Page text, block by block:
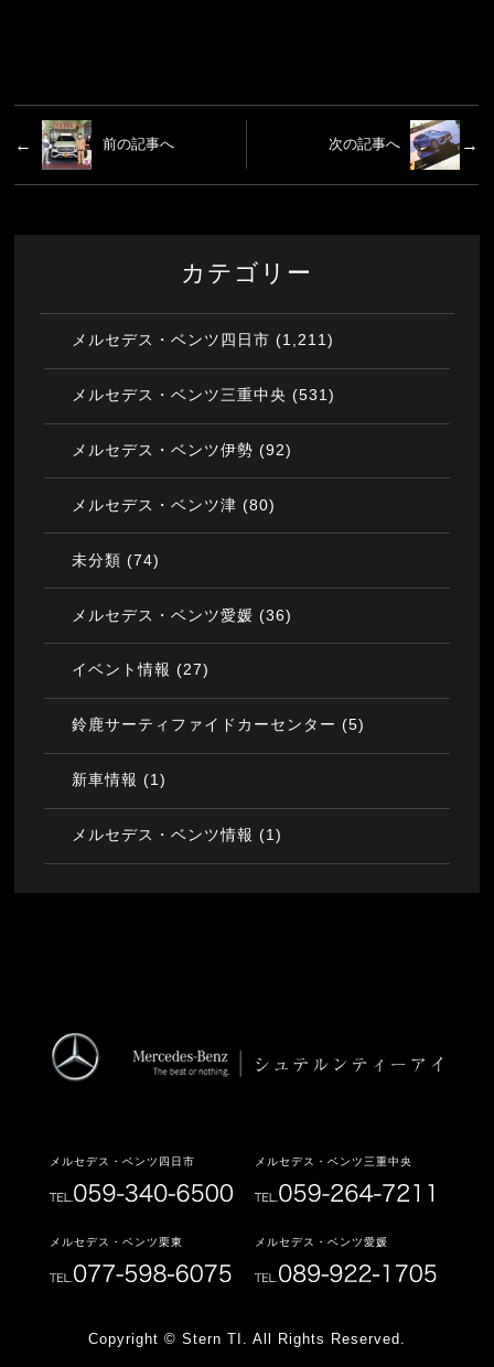
前の記事へ 次の記事へ
カテゴリー
メルセデス・ベンツ四日市 (1,211)
メルセデス・ベンツ三重中央 (531)
メルセデス・ベンツ伊勢 (92)
メルセデス・ベンツ津 (80)
未分類 (74)
メルセデス・ベンツ愛媛 (36)
イベント情報 (27)
鈴鹿サーティファイドカーセンター (5)
新車情報 (1)
メルセデス・ベンツ情報 (1)
メルセデス・ベンツ四日市 メルセデス・ベンツ三重中央
メルセデス・ベンツ栗東 メルセデス・ベンツ愛媛
Copyright © Stern TI. All Rights Reserved.